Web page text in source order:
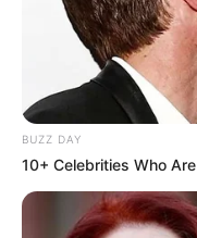
BUZZ DAY
10+ Celebrities Who